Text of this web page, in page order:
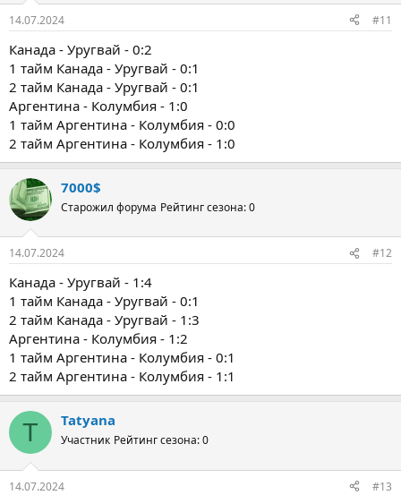
14.07.2024 #11
Канада - Уругвай - 0:2
1 тайм Канада - Уругвай - 0:1
2 тайм Канада - Уругвай - 0:1
Аргентина - Колумбия - 1:0
1 тайм Аргентина - Колумбия - 0:0
2 тайм Аргентина - Колумбия - 1:0
7000$
Старожил форума Рейтинг сезона: 0
14.07.2024 #12
Канада - Уругвай - 1:4
1 тайм Канада - Уругвай - 0:1
2 тайм Канада - Уругвай - 1:3
Аргентина - Колумбия - 1:2
1 тайм Аргентина - Колумбия - 0:1
2 тайм Аргентина - Колумбия - 1:1
T Tatyana
Участник Рейтинг сезона: 0
14.07.2024 #13